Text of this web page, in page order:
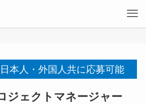
本人・外国人共に応募可能
ジェクトマネージャー